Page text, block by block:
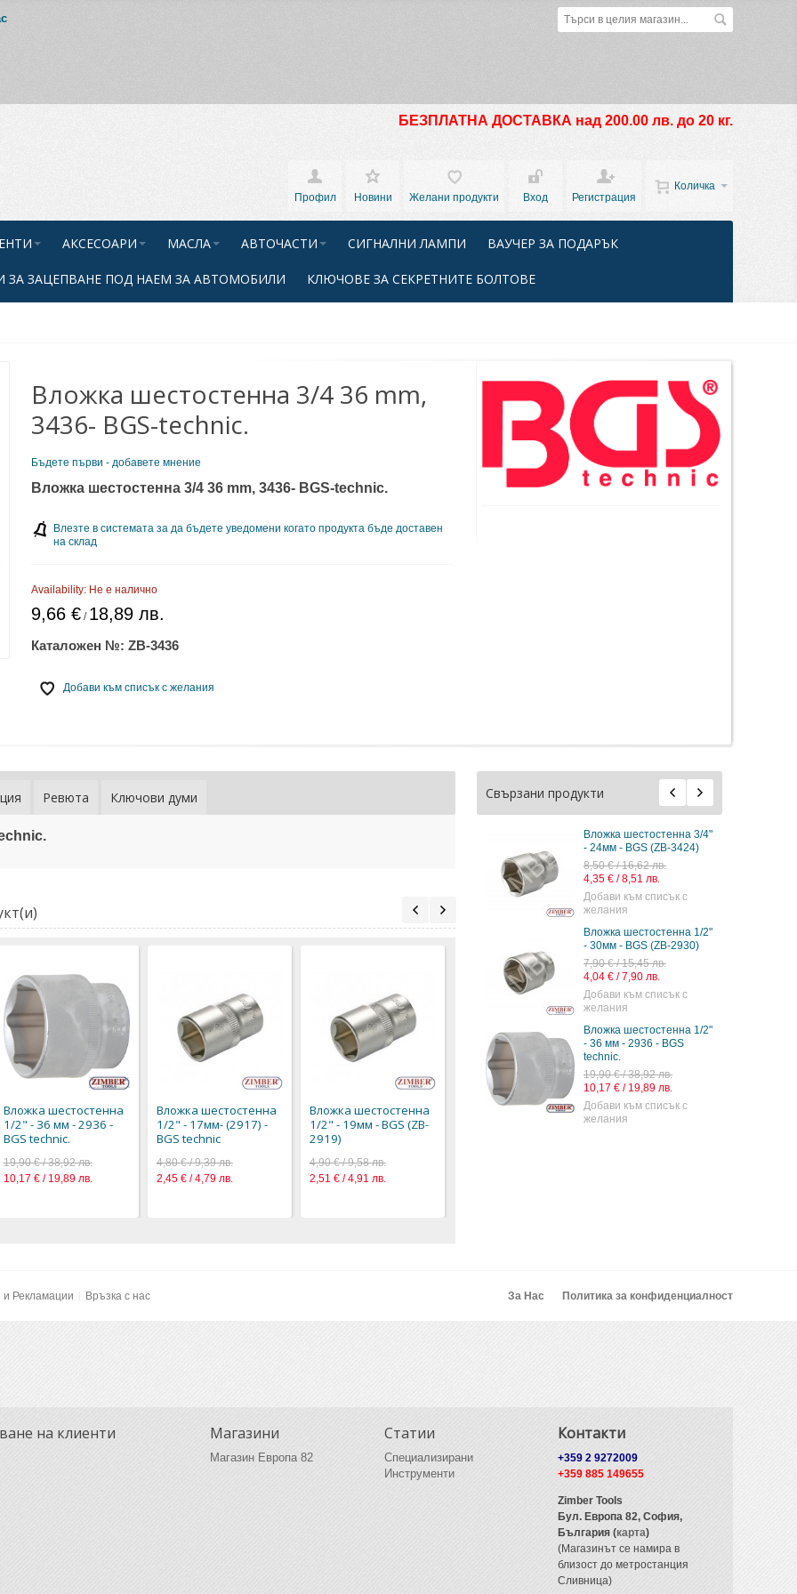
БЕЗПЛАТНА ДОСТАВКА над 200.00 лв. до 20 кг.
Количка
Профил
Новини Желани продукти Вход Регистрация
АКСЕСОАРИ МАСЛА АВТОЧАСТИ СИГНАЛНИ ЛАМПИ ВАУЧЕР ЗА ПОДАРЪК
ЗА ЗАЦЕПВАНЕ ПОД НАЕМ ЗА АВТОМОБИЛИ КЛЮЧОВЕ ЗА СЕКРЕТНИТЕ БОЛТОВЕ
Вложка шестостенна 3/4 36 mm,
3436- BGS-technic.
Бъдете първи - добавете мнение
Вложка шестостенна 3/4 36 mm, 3436- BGS-technic.
Влезте в системата за да бъдете уведомени когато продукта бъде доставен
на склад
Availability: Не е налично
9,66 € / 18,89 лв.
Каталожен №:ZB-3436
Добави към списък с желания
Ревюта Ключови думи Свързани продукти
Вложка шестостенна 3/4"
- 24мм - BGS (ZB-3424)
8,50 € / 16,62 лв.
4,35 € / 8,51 лв.
Добави към списък с
желания
Вложка шестостенна 1/2"
- 30мм - BGS (ZB-2930)
7,90 € / 15,45 лв.
4,04 € / 7,90 лв.
Добави към списък с
желания
Вложка шестостенна 1/2"
- 36 мм - 2936 - BGS
technic.
19,90 € / 38,92 лв.
10,17 € / 19,89 лв.
Добави към списък с
желания
Вложка шестостенна
1/2" - 36 мм - 2936 -
BGS technic.
19,90 € / 38,92 лв.
10,17 € / 19,89 лв.
Вложка шестостенна
1/2" - 17мм- (2917) -
BGS technic
4,80 € / 9,39 лв.
2,45 € / 4,79 лв.
Вложка шестостенна
1/2" - 19мм - BGS (ZB-
2919)
4,90 € / 9,58 лв.
2,51 € / 4,91 лв.
Вложка шестостенна
1/2" - 24мм - BGS (ZB-
2924)
5,90 € / 11,54 лв.
Вложка шестостенна
3/4" - 30мм - BGS (ZB-
3430)
5,57 € / 10,89 лв.
и Рекламации Връзка с нас За Нас Политика за конфиденциалност
на клиенти Магазини
Магазин Европа 82
Статии
Специализирани
Инструменти
Контакти
+359 2 9272009
+359 885 149655
Zimber Tools
Бул. Европа 82,София,
България (карта)
(Магазинът се намира в
близост до метростанция
Сливница)